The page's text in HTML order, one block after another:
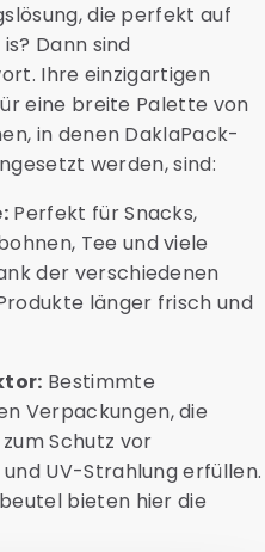
die perfekt auf
Dann sind
Ihre einzigartigen
eine breite Palette von
in denen DaklaPack-
werden, sind:
Perfekt für Snacks,
Tee und viele
der verschiedenen
länger frisch und
Bestimmte
Verpackungen, die
Schutz vor
UV-Strahlung erfüllen.
bieten hier die